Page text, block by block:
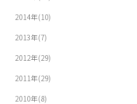
2014年(10)
2013年(7)
2012年(29)
2011年(29)
2010年(8)